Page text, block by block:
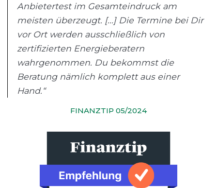
Anbietertest im Gesamteindruck am
meisten überzeugt. [...] Die Termine bei Dir
vor Ort werden ausschließlich von
zertifizierten Energieberatern
wahrgenommen. Du bekommst die
Beratung nämlich komplett aus einer
Hand.“
FINANZTIP 05/2024